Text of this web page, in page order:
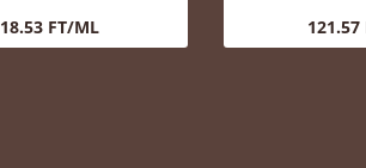
18.53 FT/ML 121.57